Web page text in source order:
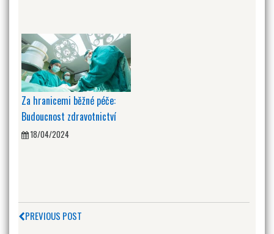
Za hranicemi běžné péče:
Budoucnost zdravotnictví
18/04/2024
PREVIOUS POST